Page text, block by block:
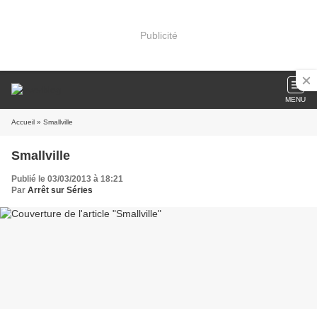
Publicité
MENU
Accueil » Smallville
Smallville
Publié le 03/03/2013 à 18:21
Par Arrêt sur Séries